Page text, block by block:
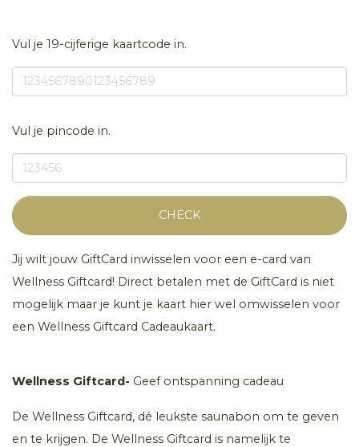
Vul je 19-cijferige kaartcode in.
Vul je pincode in.
CHECK
Jij wilt jouw GiftCard inwisselen voor een e-card van
Wellness Giftcard! Direct betalen met de GiftCard is niet
mogelijk maar je kunt je kaart hier wel omwisselen voor
een Wellness Giftcard Cadeaukaart.
Wellness Giftcard- Geef ontspanning cadeau
De Wellness Giftcard, dé leukste saunabon om te geven
en te krijgen. De Wellness Giftcard is namelijk te